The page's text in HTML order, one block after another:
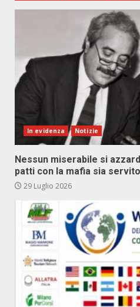
In evidenza Notizie
Nessun miserabile si
patti con la mafia sia
29 Luglio 2026